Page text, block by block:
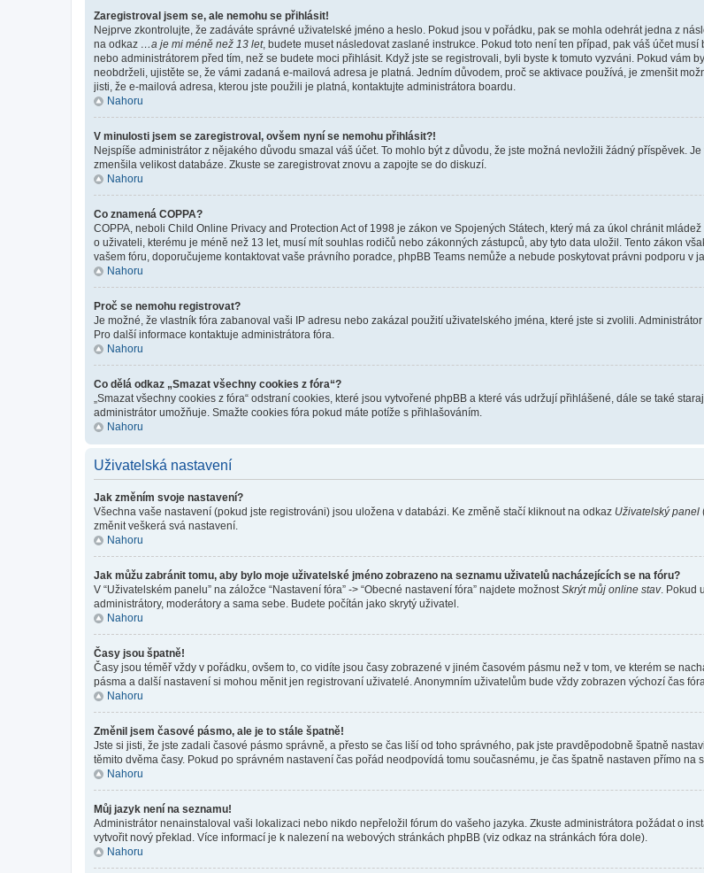
Zaregistroval jsem se, ale nemohu se přihlásit!
Nejprve zkontrolujte, že zadáváte správné uživatelské jméno a heslo. Pokud jsou v pořádku, pak se mohla odehrát jedna z
na odkaz …a je mi méně než 13 let, budete muset následovat zaslané instrukce. Pokud toto není ten případ, pak váš účet
nebo administrátorem před tím, než se budete moci přihlásit. Když jste se registrovali, byli byste k tomuto vyzváni. Pokud vám
neobdrželi, ujistěte se, že vámi zadaná e-mailová adresa je platná. Jedním důvodem, proč se aktivace používá, je zmenšit
jisti, že e-mailová adresa, kterou jste použili je platná, kontaktujte administrátora boardu.
Nahoru
V minulosti jsem se zaregistroval, ovšem nyní se nemohu přihlásit?!
Nejspíše administrátor z nějakého důvodu smazal váš účet. To mohlo být z důvodu, že jste možná nevložili žádný příspěvek.
zmenšila velikost databáze. Zkuste se zaregistrovat znovu a zapojte se do diskuzí.
Nahoru
Co znamená COPPA?
COPPA, neboli Child Online Privacy and Protection Act of 1998 je zákon ve Spojených Státech, který má za úkol chránit
o uživateli, kterému je méně než 13 let, musí mít souhlas rodičů nebo zákonných zástupců, aby tyto data uložil. Tento zákon
vašem fóru, doporučujeme kontaktovat vaše právního poradce, phpBB Teams nemůže a nebude poskytovat právni podporu v
Nahoru
Proč se nemohu registrovat?
Je možné, že vlastník fóra zabanoval vaši IP adresu nebo zakázal použití uživatelského jména, které jste si zvolili.
Pro další informace kontaktuje administrátora fóra.
Nahoru
Co dělá odkaz „Smazat všechny cookies z fóra“?
„Smazat všechny cookies z fóra“ odstraní cookies, které jsou vytvořené phpBB a které vás udržují přihlášené, dále se také
administrátor umožňuje. Smažte cookies fóra pokud máte potíže s přihlašováním.
Nahoru
Uživatelská nastavení
Jak změním svoje nastavení?
Všechna vaše nastavení (pokud jste registrováni) jsou uložena v databázi. Ke změně stačí kliknout na odkaz Uživatelský panel
změnit veškerá svá nastavení.
Nahoru
Jak můžu zabránit tomu, aby bylo moje uživatelské jméno zobrazeno na seznamu uživatelů nacházejících se na fóru?
V “Uživatelském panelu” na záložce “Nastavení fóra” -> “Obecné nastavení fóra” najdete možnost Skrýt můj online stav. Pokud
administrátory, moderátory a sama sebe. Budete počítán jako skrytý uživatel.
Nahoru
Časy jsou špatně!
Časy jsou téměř vždy v pořádku, ovšem to, co vidíte jsou časy zobrazené v jiném časovém pásmu než v tom, ve kterém se
pásma a další nastavení si mohou měnit jen registrovaní uživatelé. Anonymním uživatelům bude vždy zobrazen výchozí čas fóra.
Nahoru
Změnil jsem časové pásmo, ale je to stále špatně!
Jste si jisti, že jste zadali časové pásmo správně, a přesto se čas liší od toho správného, pak jste pravděpodobně špatně
těmito dvěma časy. Pokud po správném nastavení čas pořád neodpovídá tomu současnému, je čas špatně nastaven přímo na
Nahoru
Můj jazyk není na seznamu!
Administrátor nenainstaloval vaši lokalizaci nebo nikdo nepřeložil fórum do vašeho jazyka. Zkuste administrátora požádat o
vytvořit nový překlad. Více informací je k nalezení na webových stránkách phpBB (viz odkaz na stránkách fóra dole).
Nahoru